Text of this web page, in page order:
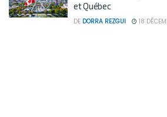
et Québec
DE DORRA REZGUI 18